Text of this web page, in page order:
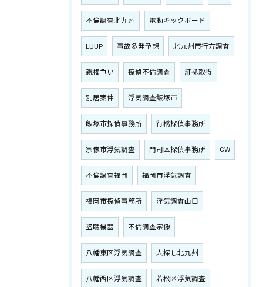
不倫調査北九州 電動キックボード
LUUP 事故多発予想 北九州市行方調査
親権争い 探偵不倫調査 証拠取得
別居案件 浮気調査飯塚市
飯塚市探偵事務所 行橋探偵事務所
宗像市浮気調査 門司区探偵事務所 GW
不倫調査福岡 福岡市浮気調査
福岡市探偵事務所 浮気調査山口
盗聴機器 不倫調査宗像
八幡東区浮気調査 人探し北九州
八幡西区浮気調査 若松区浮気調査